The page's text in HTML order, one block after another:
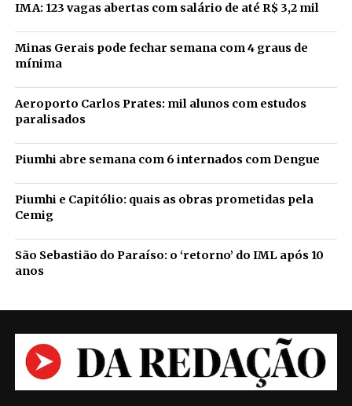
IMA: 123 vagas abertas com salário de até R$ 3,2 mil
Minas Gerais pode fechar semana com 4 graus de
mínima
Aeroporto Carlos Prates: mil alunos com estudos
paralisados
Piumhi abre semana com 6 internados com Dengue
Piumhi e Capitólio: quais as obras prometidas pela
Cemig
São Sebastião do Paraíso: o ‘retorno’ do IML após 10
anos